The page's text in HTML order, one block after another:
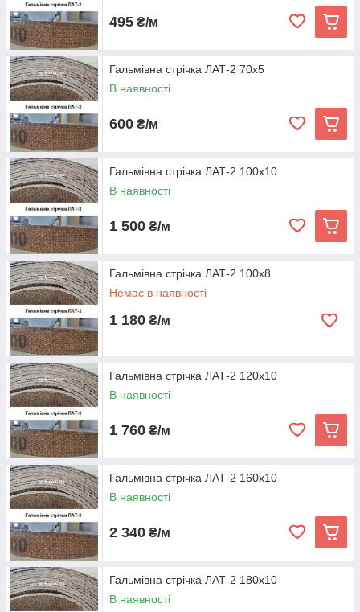
495 ₴/м
Гальмівна стрічка ЛАТ-2 70х5
В наявності
600 ₴/м
Гальмівна стрічка ЛАТ-2 100х10
В наявності
1 500 ₴/м
Гальмівна стрічка ЛАТ-2 100х8
Немає в наявності
1 180 ₴/м
Гальмівна стрічка ЛАТ-2 120х10
В наявності
1 760 ₴/м
Гальмівна стрічка ЛАТ-2 160х10
В наявності
2 340 ₴/м
Гальмівна стрічка ЛАТ-2 180х10
В наявності